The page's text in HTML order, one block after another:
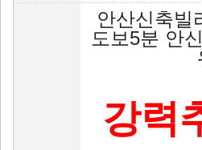
안산신축빌
도보5분 안
강력